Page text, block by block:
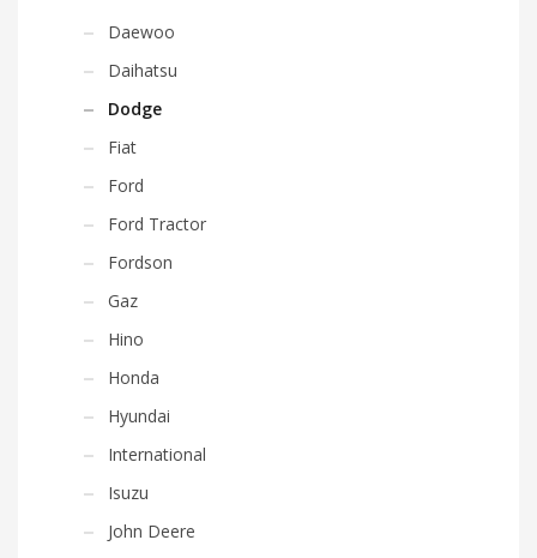
Daewoo
Daihatsu
Dodge
Fiat
Ford
Ford Tractor
Fordson
Gaz
Hino
Honda
Hyundai
International
Isuzu
John Deere